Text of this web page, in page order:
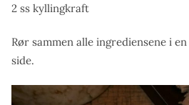
2 ss kyllingkraft
Rør sammen alle ingrediensene i
side.